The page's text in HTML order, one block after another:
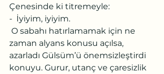
Çenesinde ki titremeyle:
-  İyiyim, iyiyim.
O sabahı hatırlamamak için ne
zaman alyans konusu açılsa,
azarladı Gülsüm’ü önemsizleştirdi
konuyu. Gurur, utanç ve çaresizlik